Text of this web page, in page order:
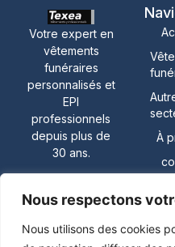
Nous respectons
Nous utilisons des cookies
Votre expert en
vêtements
funéraires
personnalisés et
EPI
professionnels
depuis plus de
30 ans.
À
droits réservés. Site réalisé